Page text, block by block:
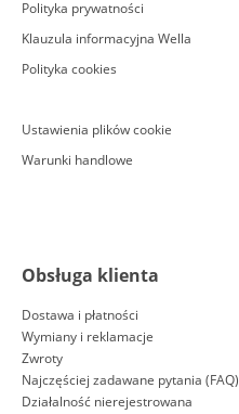
Polityka prywatności
Klauzula informacyjna Wella
Polityka cookies
Ustawienia plików cookie
Warunki handlowe
Obsługa klienta
Dostawa i płatności
Wymiany i reklamacje
Zwroty
Najczęściej zadawane pytania (FAQ)
Działalność nierejestrowana